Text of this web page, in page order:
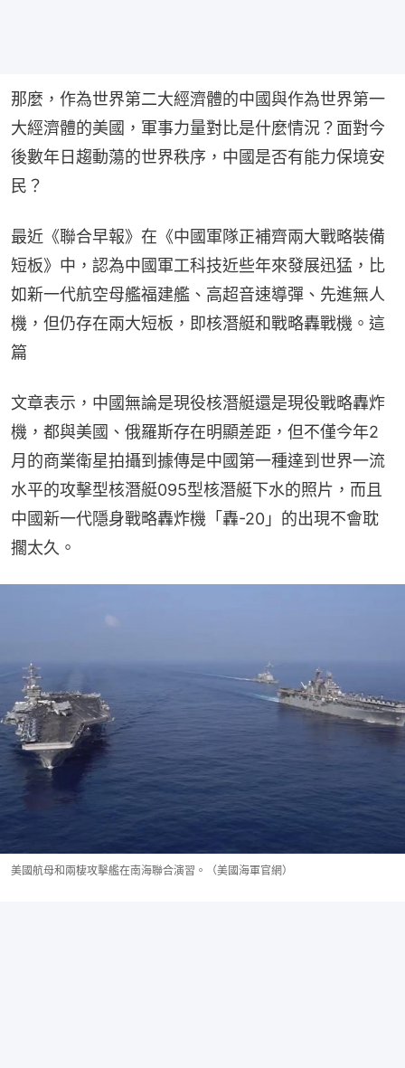
那麼，作為世界第二大經濟體的中國與作為世界第一
大經濟體的美國，軍事力量對比是什麼情況？面對今
後數年日趨動蕩的世界秩序，中國是否有能力保境安
民？
最近《聯合早報》在《中國軍隊正補齊兩大戰略裝備
短板》中，認為中國軍工科技近些年來發展迅猛，比
如新一代航空母艦福建艦、高超音速導彈、先進無人
機，但仍存在兩大短板，即核潛艇和戰略轟戰機。這
篇
文章表示，中國無論是現役核潛艇還是現役戰略轟炸
機，都與美國、俄羅斯存在明顯差距，但不僅今年2
月的商業衛星拍攝到據傳是中國第一種達到世界一流
水平的攻擊型核潛艇095型核潛艇下水的照片，而且
中國新一代隱身戰略轟炸機「轟-20」的出現不會耽
擱太久。
美國航母和兩棲攻擊艦在南海聯合演習。（美國海軍官網）